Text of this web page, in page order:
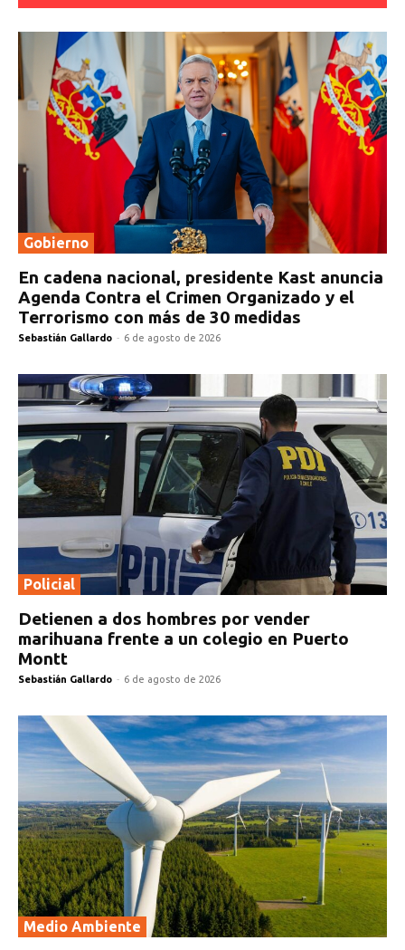
Gobierno
En cadena nacional, presidente Kast anuncia
Agenda Contra el Crimen Organizado y el
Terrorismo con más de 30 medidas
Sebastián Gallardo - 6 de agosto de 2026
Policial
Detienen a dos hombres por vender
marihuana frente a un colegio en Puerto
Montt
Sebastián Gallardo - 6 de agosto de 2026
Medio Ambiente